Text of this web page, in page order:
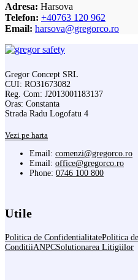
Adresa: Harsova
Telefon: +40763 120 962
Email: harsova@gregorco.ro
Gregor Concept SRL
CUI: RO31673082
Reg. Com: J2013001183137
Oras: Constanta
Strada Radu Logofatu 4
Vezi pe harta
Email: comenzi@gregorco.ro
Email: office@gregorco.ro
Phone: 0746 100 800
Utile
Politica de ConfidentialitatePolitica
ConditiiANPCSolutionarea Litigiilor